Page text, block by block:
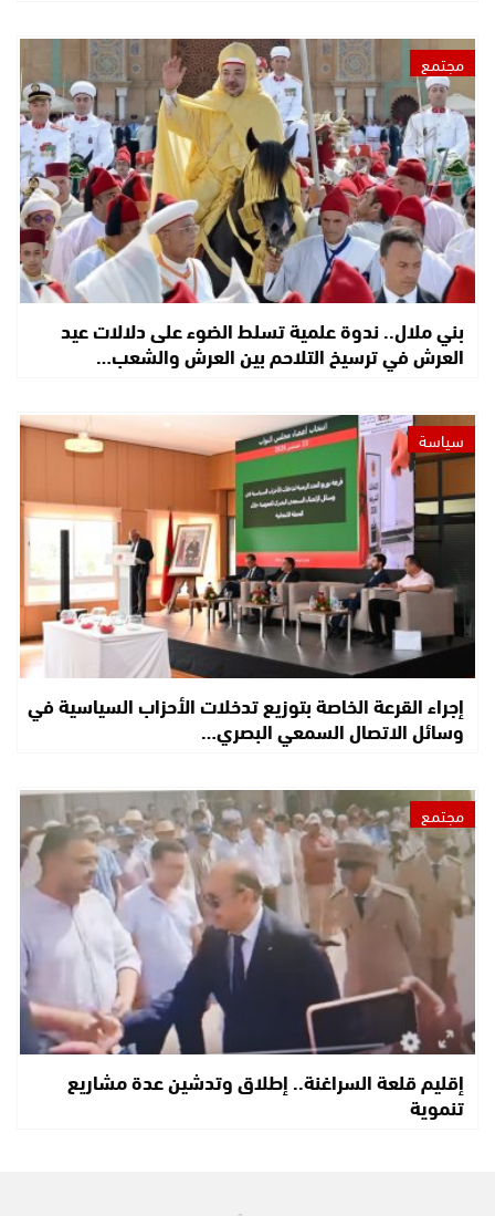
مجتمع
بني ملال.. ندوة علمية تسلط الضوء على دلالات عيد
العرش في ترسيخ التلاحم بين العرش والشعب…
سياسة
إجراء القرعة الخاصة بتوزيع تدخلات الأحزاب السياسية في
وسائل الاتصال السمعي البصري…
مجتمع
إقليم قلعة السراغنة.. إطلاق وتدشين عدة مشاريع
تنموية